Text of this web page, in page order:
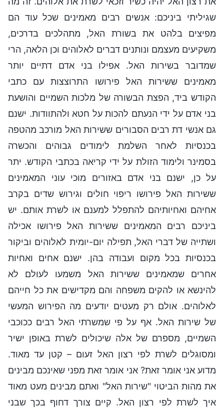
שגיליתי ביניכם: אנשים רבים מאמינים שכל עוד הם
מפיצים בלהט את בשורת האל, מתהלכים בדרכים,
משקיעים מעצמם ונותנים דברים לאלוהים וכן הלאה, הרי
שמדובר בשירות האל. אפילו בני אדם דתיים יותר
מאמינים ששירות האל פירושו התרוצצות עם כתבי
הקודש ביד, הפצת הבשורה של מלכות השמיים והושעת
בני אדם על ידי הנעתם להכות על חטא ולהתוודות. ישנם
גם אנשי דת רבים הסבורים ששירות האל מורכב מהטפה
בכנסיות לאחר השלמת לימודים גבוהים והכשרה
בסמינר ולימוד הזולת על ידי קריאה בכתבי הקודש. יתר
על כן, ישנם בני אדם באזורים מוכי עוני המאמינים
ששירות האל פירושו ריפוי חולים וגירוש שדים בקרב
אחיהם ואחיותיהם להתפלל למענם או לשרת אותם. יש
ביניכם רבים המאמינים ששירות האל פירושו אכילה
ושתייה של דברי האל, תפילה יום-יומית לאלוהים וביקור
בכנסיות בכל מקום ועבודה בהן. ישנם אחים ואחיות
אחרים שמאמינים ששירות האל משמעו לעולם לא
להינשא או להקים משפחה והם מקדישים את כל חייהם
לאלוהים. אולם רק מעטים יודעים מה הפירוש המעשי
של שירות האל. אף על פי שמשרתי האל רבים ככוכבי
השמיים, מספרם של אלה שיכולים לשרת באופן ישיר
ומסוגלים לשרת לפי רצון האל זעום – קטן עד מאוד.
מדוע אני אומר זאת? אני אומר זאת מפני שאינכם מבינים
את מהות הביטוי "שירות האל" ואתם מבינים מעט מאוד
איך לשרת לפי רצון האל. קיים צורך דחוף בכך שבני